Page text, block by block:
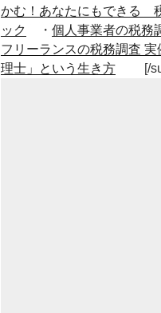
かむ！あなたにもできる
ック
・ 個人事業者の税務
フリーランスの税務調査 実
理士」という生き方 [/